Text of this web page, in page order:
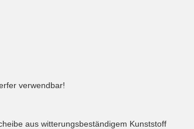
verwendbar!
aus witterungsbeständigem Kunststoff